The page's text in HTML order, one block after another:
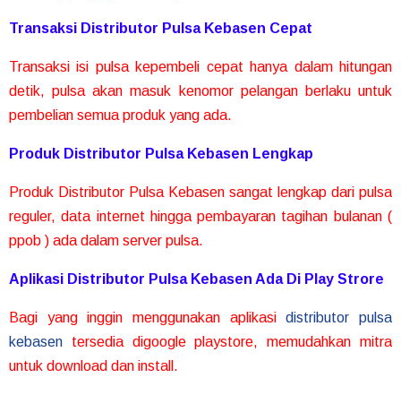
Transaksi Distributor Pulsa Kebasen Cepat
Transaksi isi pulsa kepembeli cepat hanya dalam hitungan
detik, pulsa akan masuk kenomor pelangan berlaku untuk
pembelian semua produk yang ada.
Produk Distributor Pulsa Kebasen Lengkap
Produk Distributor Pulsa Kebasen sangat lengkap dari pulsa
reguler, data internet hingga pembayaran tagihan bulanan (
ppob ) ada dalam server pulsa.
Aplikasi Distributor Pulsa Kebasen Ada Di Play Strore
Bagi yang inggin menggunakan aplikasidistributor pulsa
kebasen tersedia digoogle playstore, memudahkan mitra
untuk download dan install.